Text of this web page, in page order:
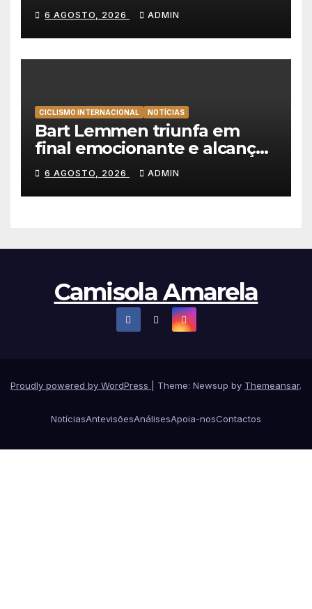
veste de amarelo na Volta a
Portugal
6 AGOSTO, 2026 ADMIN
CICLISMO INTERNACIONAL NOTÍCIAS
Bart Lemmen triunfa em
final emocionante e alcança
a primeira vitória da carreira
na Volta à Polónia
6 AGOSTO, 2026 ADMIN
Camisola Amarela
Proudly powered by WordPress Theme: Newsup by Themeansar.
NotíciasAntevisõesAnálisesApoia-nosContactos